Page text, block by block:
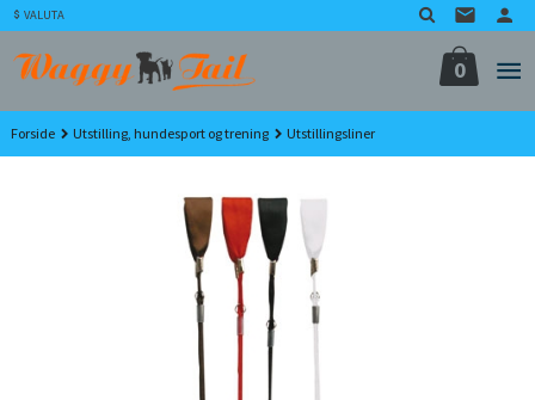
Gå
til
innholdet
VALUTA
0
Forside Utstilling, hundesport og trening Utstillingsliner